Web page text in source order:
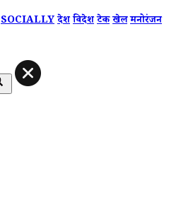
SOCIALLYदेशविदेशटेकखेलमनोरंजन